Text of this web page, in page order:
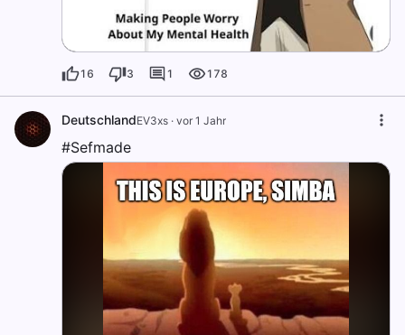
16 3 1 178
DeutschlandEV3xs · vor 1 Jahr
#Sefmade